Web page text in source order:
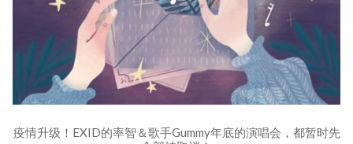
疫情升级！EXID的率智＆歌手Gummy年底的演唱会，都暂时先